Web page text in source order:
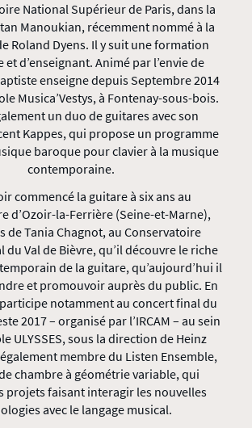
National Supérieur de Paris, dans la
Manoukian, récemment nommé à la
Roland Dyens. Il y suit une formation
et d’enseignant. Animé par l’envie de
enseigne depuis Septembre 2014
Musica’Vestys, à Fontenay-sous-bois.
un duo de guitares avec son
Kappes, qui propose un programme
baroque pour clavier à la musique
contemporaine.
commencé la guitare à six ans au
d’Ozoir-la-Ferrière (Seine-et-Marne),
de Tania Chagnot, au Conservatoire
Val de Bièvre, qu’il découvre le riche
de la guitare, qu’aujourd’hui il
et promouvoir auprès du public. En
notamment au concert final du
2017 – organisé par l’IRCAM – au sein
ULYSSES, sous la direction de Heinz
membre du Listen Ensemble,
chambre à géométrie variable, qui
projets faisant interagir les nouvelles
avec le langage musical.